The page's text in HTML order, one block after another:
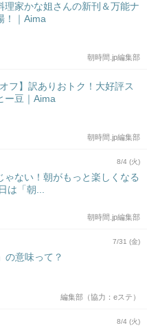
理家かな姐さんの新刊＆万能ナ
！｜Aima
朝時間.jp編集部
フ】訳ありおトク！大好評ス
ー豆｜Aima
朝時間.jp編集部
8/4 (火)
ゃない！朝がもっと楽しくなる
は「朝...
朝時間.jp編集部
7/31 (金)
の意味って？
編集部（協力：eステ）
8/4 (火)